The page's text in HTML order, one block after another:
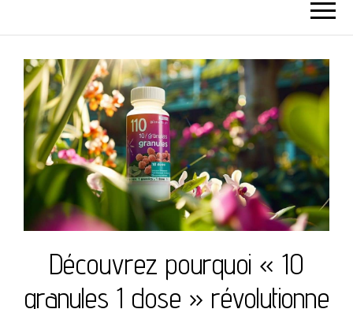
Découvrez pourquoi « 10
granules 1 dose » révolutionne